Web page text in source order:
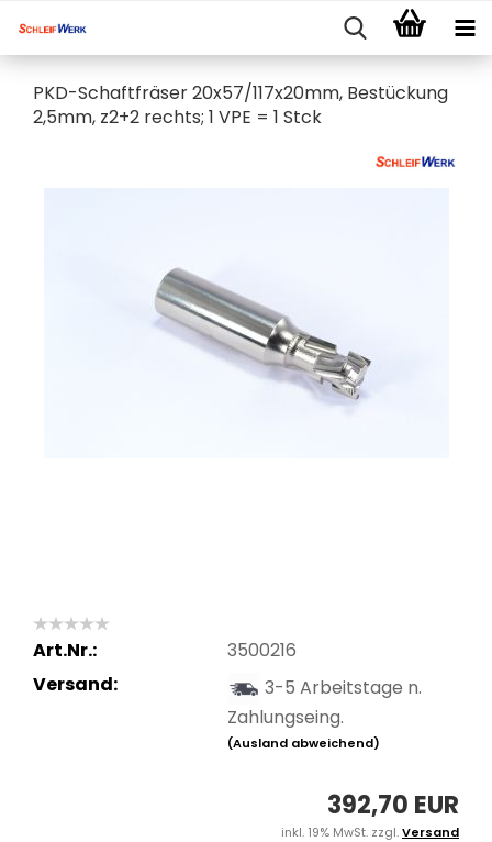
PKD-Schaftfräser 20x57/117x20mm, Bestückung
2,5mm, z2+2 rechts; 1 VPE = 1 Stck
Art.Nr.:
3500216
Versand:
3-5 Arbeitstage n.
Zahlungseing.
(Ausland abweichend)
392,70 EUR
inkl. 19% MwSt. zzgl.Versand